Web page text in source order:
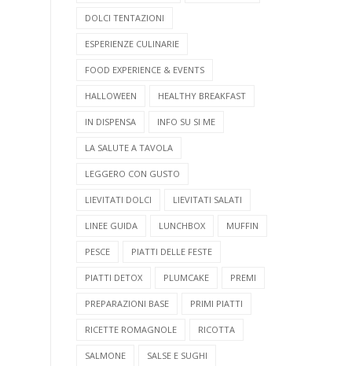
DOLCI TENTAZIONI
ESPERIENZE CULINARIE
FOOD EXPERIENCE & EVENTS
HALLOWEEN HEALTHY BREAKFAST
IN DISPENSA INFO SU SI ME
LA SALUTE A TAVOLA
LEGGERO CON GUSTO
LIEVITATI DOLCI LIEVITATI SALATI
LINEE GUIDA LUNCHBOX MUFFIN
PESCE PIATTI DELLE FESTE
PIATTI DETOX PLUMCAKE PREMI
PREPARAZIONI BASE PRIMI PIATTI
RICETTE ROMAGNOLE RICOTTA
SALMONE SALSE E SUGHI